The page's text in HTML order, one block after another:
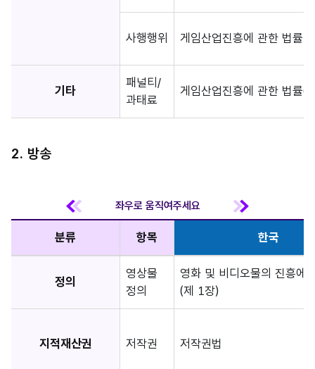
사행행위 게임산업진흥에 관한 법률 (
기타
패널티/
과태료
게임산업진흥에 관한 법률(
2. 방송
분류 항목 한국
정의
영상물
정의
영화 및 비디오물의 진흥에
(제 1장)
지적재산권 저작권 저작권법